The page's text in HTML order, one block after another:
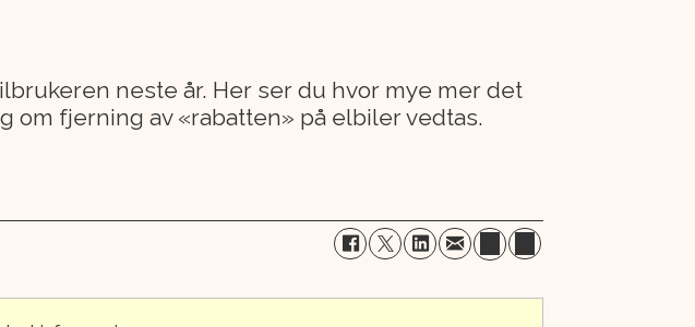
neste år. Her ser du hvor mye mer det
om fjerning av «rabatten» på elbiler vedtas.